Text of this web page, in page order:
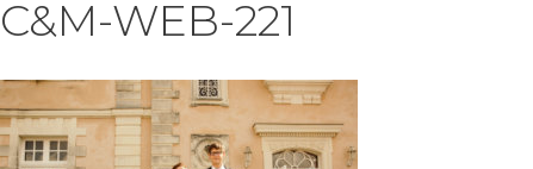
C&M-WEB-221